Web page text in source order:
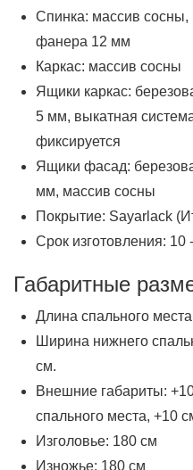
Спинка: массив сосны,
фанера 12 мм
Каркас: массив сосны
Ящики каркас:
5 мм, выкатная
фиксируется
Ящики фасад:
мм, массив сосны
Покрытие: Sayarlack
Срок изготовления: 10
Габаритные
Длина спального
Ширина нижнего
см.
Внешние габариты:
спального места, +10
Изголовье: 180 см
Изножье: 180 см